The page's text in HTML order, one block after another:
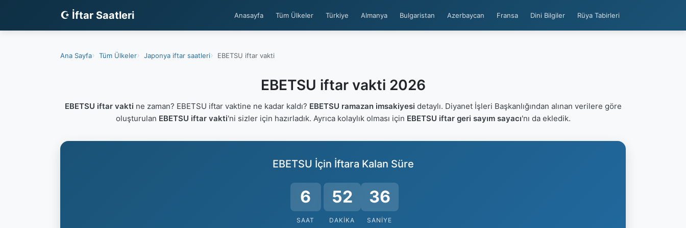
☪ İftar Saatleri Anasayfa Tüm Ülkeler Türkiye Almanya Bulgaristan Azerbaycan Fransa Dini Bilgiler Rüya Tabirleri
Ana Sayfa Tüm Ülkeler Japonya iftar saatleri EBETSU iftar vakti
EBETSU iftar vakti 2026
EBETSU iftar vakti ne zaman? EBETSU iftar vaktine ne kadar kaldı? EBETSU ramazan imsakiyesi detaylı. Diyanet İşleri Başkanlığından alınan verilere göre
oluşturulan EBETSU iftar vakti'ni sizler için hazırladık. Ayrıca kolaylık olması için EBETSU iftar geri sayım sayacı'nı da ekledik.
EBETSU İçin İftara Kalan Süre
6
SAAT
52
DAKIKA
36
SANIYE